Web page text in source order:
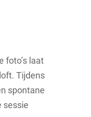
foto’s laat
Tijdens
spontane
sessie